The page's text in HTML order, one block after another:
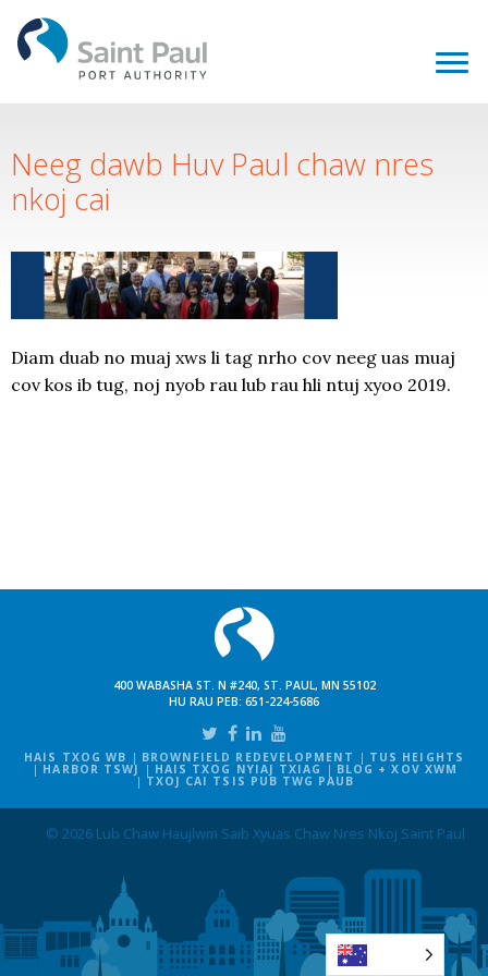
Neeg dawb Huv Paul chaw nres
nkoj cai
Diam duab no muaj xws li tag nrho cov neeg uas muaj
cov kos ib tug, noj nyob rau lub rau hli ntuj xyoo 2019.
400 WABASHA ST. N #240, ST. PAUL, MN 55102
HU RAU PEB: 651-224-5686
HAIS TXOG WB BROWNFIELD REDEVELOPMENT TUS HEIGHTS
HARBOR TSWJ HAIS TXOG NYIAJ TXIAG BLOG + XOV XWM
TXOJ CAI TSIS PUB TWG PAUB
© 2026 Lub Chaw Haujlwm Saib Xyuas Chaw Nres Nkoj Saint Paul